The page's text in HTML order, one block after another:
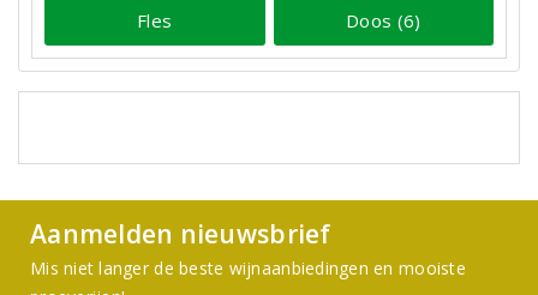
Fles Doos (6)
Aanmelden nieuwsbrief
Mis niet langer de beste wijnaanbiedingen en mooiste